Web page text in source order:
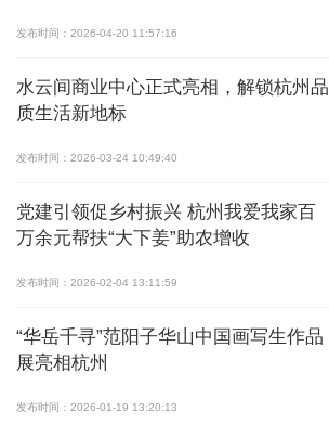
发布时间：2026-04-20 11:57:16
水云间商业中心正式亮相，解锁杭州品
质生活新地标
发布时间：2026-03-24 10:49:40
党建引领促乡村振兴 杭州我爱我家百
万余元帮扶“大下姜”助农增收
发布时间：2026-02-04 13:11:59
“华岳千寻”范阳子华山中国画写生作品
展亮相杭州
发布时间：2026-01-19 13:20:13